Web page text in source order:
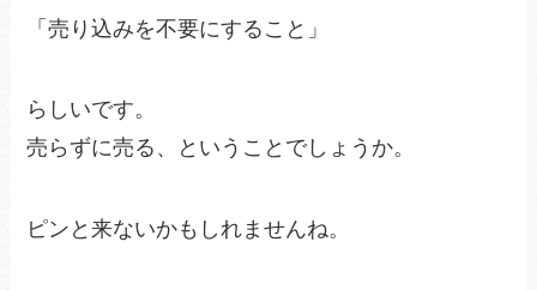
「売り込みを不要にすること」
らしいです。
売らずに売る、ということでしょうか。
ピンと来ないかもしれませんね。